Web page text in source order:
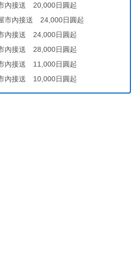
內接送 20,000日圓起
市內接送 24,000日圓起
內接送 24,000日圓起
內接送 28,000日圓起
內接送 11,000日圓起
內接送 10,000日圓起